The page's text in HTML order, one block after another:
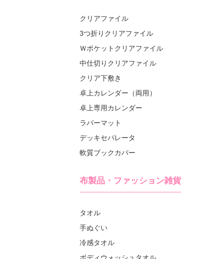
布製品・ファッション雑貨
タオル
手ぬぐい
冷感タオル
クリアファイル
3つ折りクリアファイル
Ｗポケットクリアファイル
中仕切りクリアファイル
クリア下敷き
卓上カレンダー（両用）
卓上専用カレンダー
ラバーマット
デッキセパレータ
軟質ブックカバー